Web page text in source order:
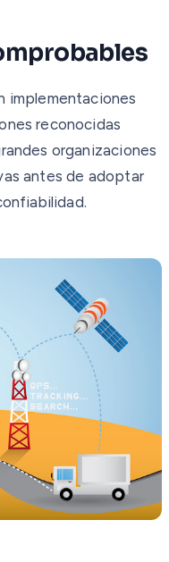
implementaciones
reconocidas
organizaciones
antes de adoptar